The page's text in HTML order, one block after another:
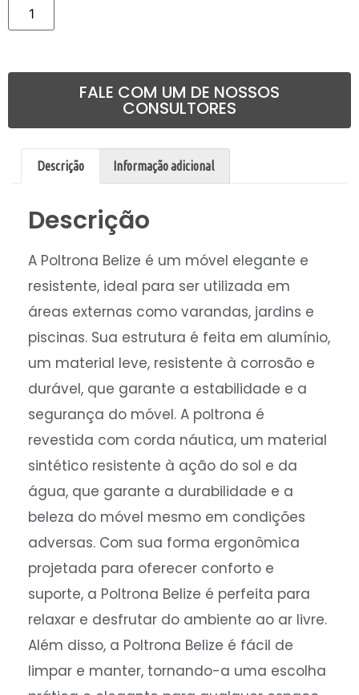
FALE COM UM DE NOSSOS
CONSULTORES
Descrição Informação adicional
Descrição
A Poltrona Belize é um móvel elegante e
resistente, ideal para ser utilizada em
áreas externas como varandas, jardins e
piscinas. Sua estrutura é feita em alumínio,
um material leve, resistente à corrosão e
durável, que garante a estabilidade e a
segurança do móvel. A poltrona é
revestida com corda náutica, um material
sintético resistente à ação do sol e da
água, que garante a durabilidade e a
beleza do móvel mesmo em condições
adversas. Com sua forma ergonômica
projetada para oferecer conforto e
suporte, a Poltrona Belize é perfeita para
relaxar e desfrutar do ambiente ao ar livre.
Além disso, a Poltrona Belize é fácil de
limpar e manter, tornando-a uma escolha